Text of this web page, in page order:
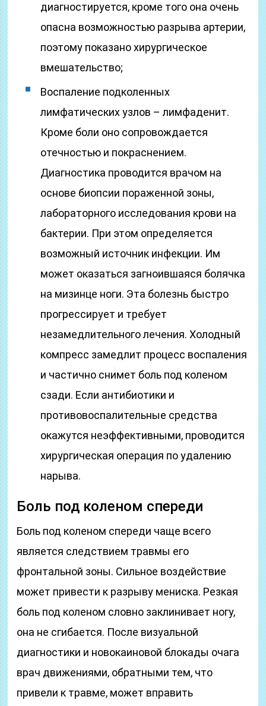
диагностируется, кроме того она очень
опасна возможностью разрыва артерии,
поэтому показано хирургическое
вмешательство;
Воспаление подколенных
лимфатических узлов – лимфаденит.
Кроме боли оно сопровождается
отечностью и покраснением.
Диагностика проводится врачом на
основе биопсии пораженной зоны,
лабораторного исследования крови на
бактерии. При этом определяется
возможный источник инфекции. Им
может оказаться загноившаяся болячка
на мизинце ноги. Эта болезнь быстро
прогрессирует и требует
незамедлительного лечения. Холодный
компресс замедлит процесс воспаления
и частично снимет боль под коленом
сзади. Если антибиотики и
противовоспалительные средства
окажутся неэффективными, проводится
хирургическая операция по удалению
нарыва.
Боль под коленом спереди
Боль под коленом спереди чаще всего
является следствием травмы его
фронтальной зоны. Сильное воздействие
может привести к разрыву мениска. Резкая
боль под коленом словно заклинивает ногу,
она не сгибается. После визуальной
диагностики и новокаиновой блокады очага
врач движениями, обратными тем, что
привели к травме, может вправить